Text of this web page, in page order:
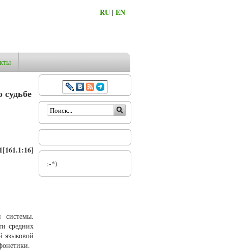
RU |EN
системы.
средних
языковой
Форма поиска
:-*)